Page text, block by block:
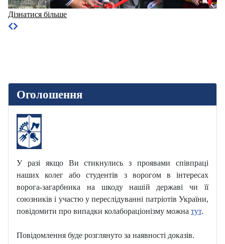
Дізнатися більше
Оголошення
У разі якщо Ви стикнулись з проявами співпраці
наших колег або студентів з ворогом в інтересах
ворога-загарбника на шкоду нашій державі чи її
союзників і участю у переслідуванні патріотів України,
повідомити про випадки колабораціонізму можна тут.
Повідомлення буде розглянуто за наявності доказів.